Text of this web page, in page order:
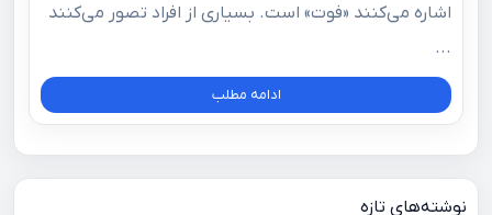
اشاره می‌کنند «فوت» است. بسیاری از افراد تصور می‌کنند
...
ادامه مطلب
نوشته‌های تازه